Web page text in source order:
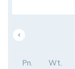
Pn. Wt.